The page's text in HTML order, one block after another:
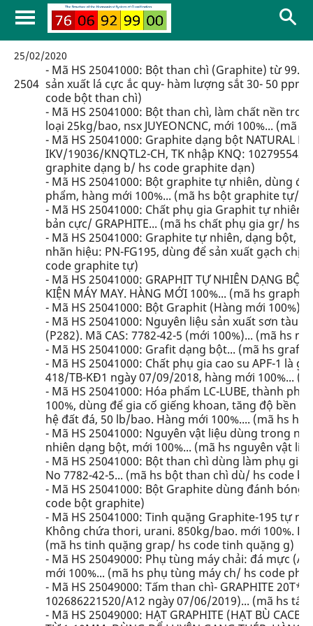
25/02/2020
2504
- Mã HS 25041000: Bột than chì (Graphite) từ 99.
sản xuất lá cực ắc quy- hàm lượng sắt 30- 50
code bột than chì)
- Mã HS 25041000: Bột than chì, làm chất nền
loại 25kg/bao, nsx JUYEONCNC, mới 100%... (mã
- Mã HS 25041000: Graphite dạng bột NATURAL
IKV/19036/KNQTL2-CH, TK nhập KNQ:
graphite dạng b/ hs code graphite dạn)
- Mã HS 25041000: Bột graphite tự nhiên, dùng
phẩm, hàng mới 100%... (mã hs bột graphite tự/
- Mã HS 25041000: Chất phụ gia Graphit tự
bản cực/ GRAPHITE... (mã hs chất phụ gia gr/ hs
- Mã HS 25041000: Graphite tự nhiên, dạng bột,
nhãn hiệu: PN-FG195, dùng để sản xuất gạch
code graphite tự)
- Mã HS 25041000: GRAPHIT TỰ NHIÊN DẠNG
KIỆN MÁY MAY. HÀNG MỚI 100%... (mã hs
- Mã HS 25041000: Bột Graphit (Hàng mới
- Mã HS 25041000: Nguyên liệu sản xuất sơn tàu
(P282). Mã CAS: 7782-42-5 (mới 100%)... (mã hs
- Mã HS 25041000: Grafit dạng bột... (mã hs
- Mã HS 25041000: Chất phụ gia cao su APF-1 là
418/TB-KĐ1 ngày 07/09/2018, hàng mới 100%...
- Mã HS 25041000: Hóa phẩm LC-LUBE, thành
100%, dùng để gia cố giếng khoan, tăng độ bền
hệ đất đá, 50 lb/bao. Hàng mới 100%.... (mã hs
- Mã HS 25041000: Nguyên vật liệu dùng trong
nhiên dạng bột, mới 100%... (mã hs nguyên vật
- Mã HS 25041000: Bột than chì dùng làm phụ
No 7782-42-5... (mã hs bột than chì dù/ hs code
- Mã HS 25041000: Bột Graphite dùng đánh
code bột graphite)
- Mã HS 25041000: Tinh quặng Graphite-195 tự
Không chứa thori, urani. 850kg/bao. mới 100%.
(mã hs tinh quặng grap/ hs code tinh quặng g)
- Mã HS 25049000: Phụ tùng máy chải: đá mực
mới 100%... (mã hs phụ tùng máy ch/ hs code
- Mã HS 25049000: Tấm than chì- GRAPHITE
102686221520/A12 ngày 07/06/2019)... (mã hs
- Mã HS 25049000: HẠT GRAPHITE (HẠT BÙ